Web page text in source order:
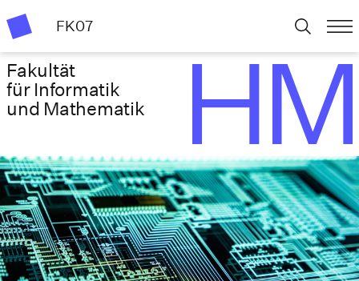
FK07
Fakultät
für Informatik
und Mathematik